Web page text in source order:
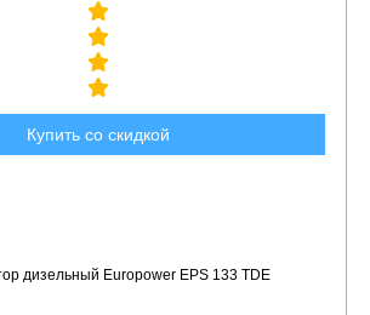
Купить со скидкой